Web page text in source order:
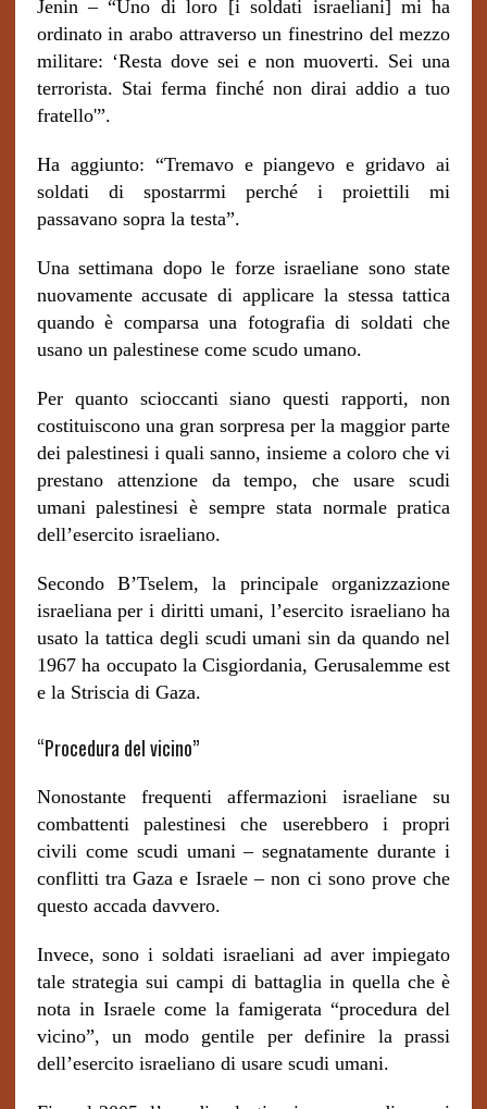
Jenin – “Uno di loro [i soldati israeliani] mi ha
ordinato in arabo attraverso un finestrino del mezzo
militare: ‘Resta dove sei e non muoverti. Sei una
terrorista. Stai ferma finché non dirai addio a tuo
fratello'”.
Ha aggiunto: “Tremavo e piangevo e gridavo ai
soldati di spostarrmi perché i proiettili mi
passavano sopra la testa”.
Una settimana dopo le forze israeliane sono state
nuovamente accusate di applicare la stessa tattica
quando è comparsa una fotografia di soldati che
usano un palestinese come scudo umano.
Per quanto scioccanti siano questi rapporti, non
costituiscono una gran sorpresa per la maggior parte
dei palestinesi i quali sanno, insieme a coloro che vi
prestano attenzione da tempo, che usare scudi
umani palestinesi è sempre stata normale pratica
dell’esercito israeliano.
Secondo B’Tselem, la principale organizzazione
israeliana per i diritti umani, l’esercito israeliano ha
usato la tattica degli scudi umani sin da quando nel
1967 ha occupato la Cisgiordania, Gerusalemme est
e la Striscia di Gaza.
“Procedura del vicino”
Nonostante frequenti affermazioni israeliane su
combattenti palestinesi che userebbero i propri
civili come scudi umani – segnatamente durante i
conflitti tra Gaza e Israele – non ci sono prove che
questo accada davvero.
Invece, sono i soldati israeliani ad aver impiegato
tale strategia sui campi di battaglia in quella che è
nota in Israele come la famigerata “procedura del
vicino”, un modo gentile per definire la prassi
dell’esercito israeliano di usare scudi umani.